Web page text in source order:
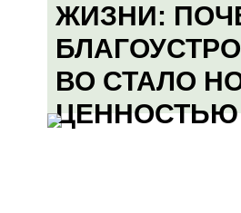
ЖИЗНИ:
ВО СТАЛО
ЦЕННОСТЬЮ